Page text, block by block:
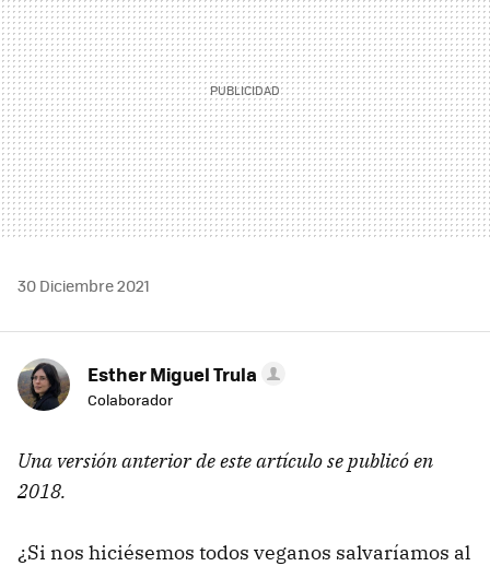
30 Diciembre 2021
Esther Miguel Trula
Colaborador
Una versión anterior de este artículo se publicó en
2018.
¿Si nos hiciésemos todos veganos salvaríamos al